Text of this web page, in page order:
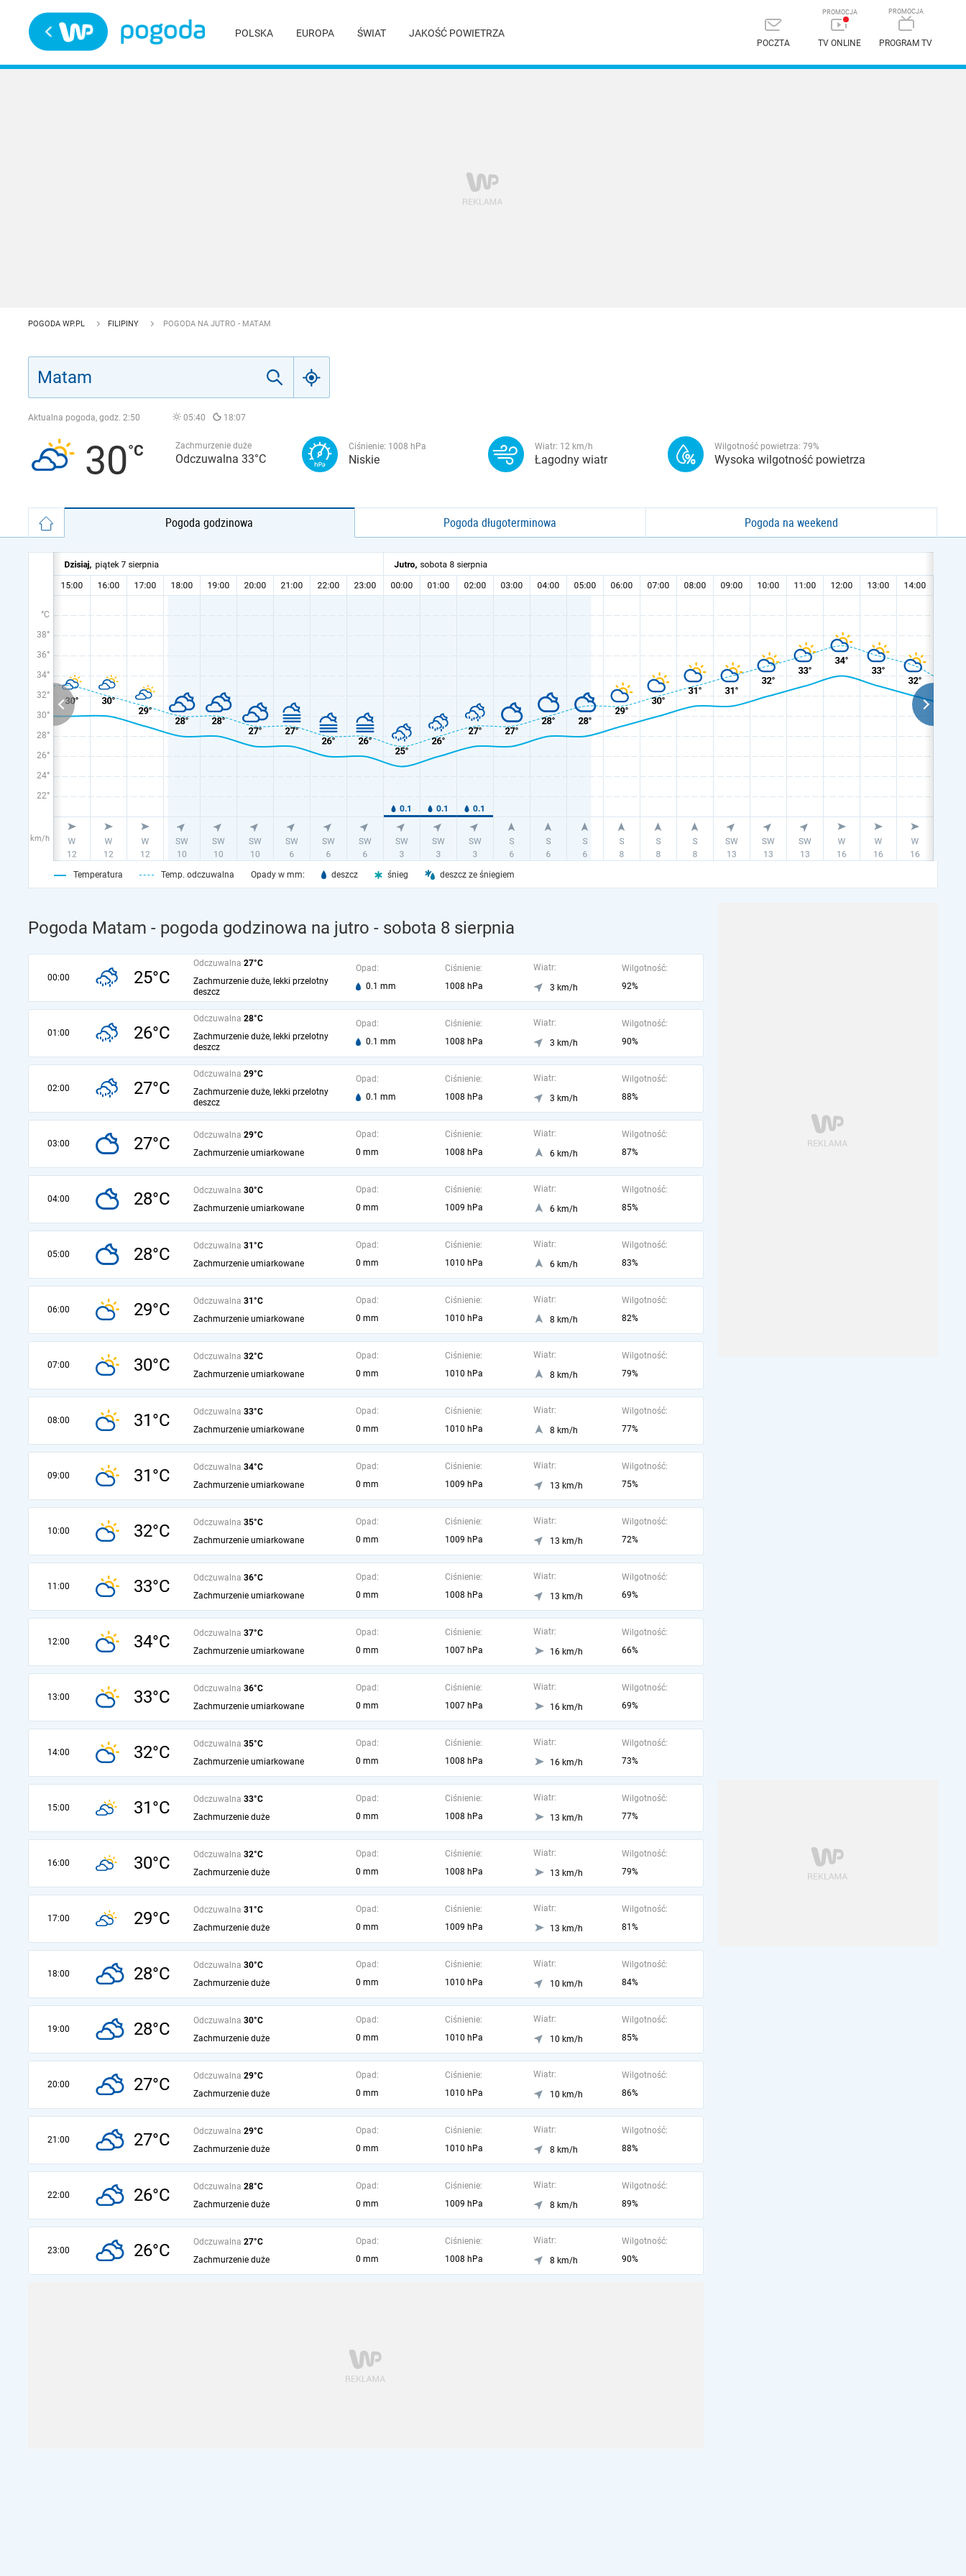
POLSKA EUROPA ŚWIAT JAKOŚĆ POWIETRZA
POCZTA TV ONLINE PROGRAM TV
POGODA WP.PL FILIPINY POGODA NA JUTRO - MATAM
Aktualna pogoda, godz. 2:50 05:40 18:07
30 Zachmurzenie duże
Odczuwalna 33°C
Ciśnienie: 1008 hPa
Niskie
Wiatr: 12 km/h
Łagodny wiatr
Wilgotność powietrza: 79%
Wysoka wilgotność powietrza
Pogoda godzinowa Pogoda długoterminowa Pogoda na weekend
°C
38°
36°
34°
32°
30°
28°
26°
24°
22°
km/h
Temperatura Temp. odczuwalna Opady w mm: deszcz śnieg deszcz ze śniegiem
Pogoda Matam - pogoda godzinowa na jutro - sobota 8 sierpnia
00:00 25°C
Odczuwalna 27°C
Zachmurzenie duże, lekki przelotny
deszcz
Opad:
0.1 mm
Ciśnienie:
1008 hPa
Wiatr:
3 km/h
Wilgotność:
92%
01:00 26°C
Odczuwalna 28°C
Zachmurzenie duże, lekki przelotny
deszcz
Opad:
0.1 mm
Ciśnienie:
1008 hPa
Wiatr:
3 km/h
Wilgotność:
90%
02:00 27°C
Odczuwalna 29°C
Zachmurzenie duże, lekki przelotny
deszcz
Opad:
0.1 mm
Ciśnienie:
1008 hPa
Wiatr:
3 km/h
Wilgotność:
88%
03:00 27°C Odczuwalna 29°C
Zachmurzenie umiarkowane
Opad:
0 mm
Ciśnienie:
1008 hPa
Wiatr:
6 km/h
Wilgotność:
87%
04:00 28°C Odczuwalna 30°C
Zachmurzenie umiarkowane
Opad:
0 mm
Ciśnienie:
1009 hPa
Wiatr:
6 km/h
Wilgotność:
85%
05:00 28°C Odczuwalna 31°C
Zachmurzenie umiarkowane
Opad:
0 mm
Ciśnienie:
1010 hPa
Wiatr:
6 km/h
Wilgotność:
83%
06:00 29°C Odczuwalna 31°C
Zachmurzenie umiarkowane
Opad:
0 mm
Ciśnienie:
1010 hPa
Wiatr:
8 km/h
Wilgotność:
82%
07:00 30°C Odczuwalna 32°C
Zachmurzenie umiarkowane
Opad:
0 mm
Ciśnienie:
1010 hPa
Wiatr:
8 km/h
Wilgotność:
79%
08:00 31°C Odczuwalna 33°C
Zachmurzenie umiarkowane
Opad:
0 mm
Ciśnienie:
1010 hPa
Wiatr:
8 km/h
Wilgotność:
77%
09:00 31°C Odczuwalna 34°C
Zachmurzenie umiarkowane
Opad:
0 mm
Ciśnienie:
1009 hPa
Wiatr:
13 km/h
Wilgotność:
75%
10:00 32°C Odczuwalna 35°C
Zachmurzenie umiarkowane
Opad:
0 mm
Ciśnienie:
1009 hPa
Wiatr:
13 km/h
Wilgotność:
72%
11:00 33°C Odczuwalna 36°C
Zachmurzenie umiarkowane
Opad:
0 mm
Ciśnienie:
1008 hPa
Wiatr:
13 km/h
Wilgotność:
69%
12:00 34°C Odczuwalna 37°C
Zachmurzenie umiarkowane
Opad:
0 mm
Ciśnienie:
1007 hPa
Wiatr:
16 km/h
Wilgotność:
66%
13:00 33°C Odczuwalna 36°C
Zachmurzenie umiarkowane
Opad:
0 mm
Ciśnienie:
1007 hPa
Wiatr:
16 km/h
Wilgotność:
69%
14:00 32°C Odczuwalna 35°C
Zachmurzenie umiarkowane
Opad:
0 mm
Ciśnienie:
1008 hPa
Wiatr:
16 km/h
Wilgotność:
73%
15:00 31°C Odczuwalna 33°C
Zachmurzenie duże
Opad:
0 mm
Ciśnienie:
1008 hPa
Wiatr:
13 km/h
Wilgotność:
77%
16:00 30°C Odczuwalna 32°C
Zachmurzenie duże
Opad:
0 mm
Ciśnienie:
1008 hPa
Wiatr:
13 km/h
Wilgotność:
79%
17:00 29°C Odczuwalna 31°C
Zachmurzenie duże
Opad:
0 mm
Ciśnienie:
1009 hPa
Wiatr:
13 km/h
Wilgotność:
81%
18:00 28°C Odczuwalna 30°C
Zachmurzenie duże
Opad:
0 mm
Ciśnienie:
1010 hPa
Wiatr:
10 km/h
Wilgotność:
84%
19:00 28°C Odczuwalna 30°C
Zachmurzenie duże
Opad:
0 mm
Ciśnienie:
1010 hPa
Wiatr:
10 km/h
Wilgotność:
85%
20:00 27°C Odczuwalna 29°C
Zachmurzenie duże
Opad:
0 mm
Ciśnienie:
1010 hPa
Wiatr:
10 km/h
Wilgotność:
86%
21:00 27°C Odczuwalna 29°C
Zachmurzenie duże
Opad:
0 mm
Ciśnienie:
1010 hPa
Wiatr:
8 km/h
Wilgotność:
88%
22:00 26°C Odczuwalna 28°C
Zachmurzenie duże
Opad:
0 mm
Ciśnienie:
1009 hPa
Wiatr:
8 km/h
Wilgotność:
89%
23:00 26°C Odczuwalna 27°C
Zachmurzenie duże
Opad:
0 mm
Ciśnienie:
1008 hPa
Wiatr:
8 km/h
Wilgotność:
90%